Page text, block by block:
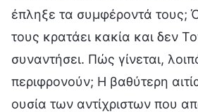
έπληξε τα συμφέροντά τους;
τους κρατάει κακία και δεν
συναντήσει. Πώς γίνεται,
περιφρονούν; Η βαθύτερη
ουσία των αντίχριστων που